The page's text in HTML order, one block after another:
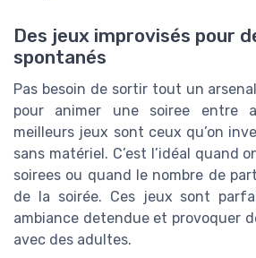
Des jeux improvisés pour
spontanés
Pas besoin de sortir tout un
pour animer une soiree entre
meilleurs jeux sont ceux qu’on
sans matériel. C’est l’idéal quand
soirees ou quand le nombre de
de la soirée. Ces jeux sont
ambiance detendue et provoquer
avec des adultes.